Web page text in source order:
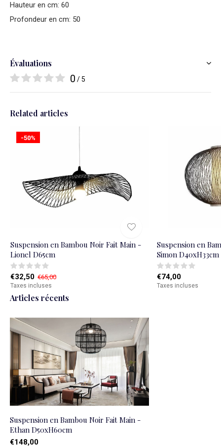
Hauteur en cm: 60
Profondeur en cm: 50
Évaluations
0 / 5
Related articles
-50%
Suspension en Bambou Noir Fait Main -
Lionel D65cm
€32,50 €65,00
Taxes incluses
Suspension en
Simon D40xH33cm
€74,00
Taxes incluses
Articles récents
Suspension en Bambou Noir Fait Main -
Ethan D50xH60cm
€148,00